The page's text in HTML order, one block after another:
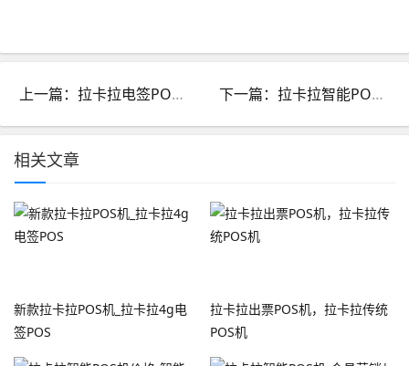
上一篇：拉卡拉电签POS机：资金是安全有保障 下一篇：拉卡拉智能POS机价格-智能POS机优势
相关文章
新款拉卡拉POS机_拉卡拉4g电
签POS
拉卡拉出票POS机，拉卡拉传统
POS机